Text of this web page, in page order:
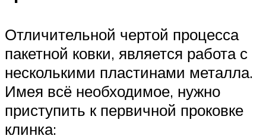
Отличительной чертой процесса
пакетной ковки, является работа с
несколькими пластинами металла.
Имея всё необходимое, нужно
приступить к первичной проковке
клинка: